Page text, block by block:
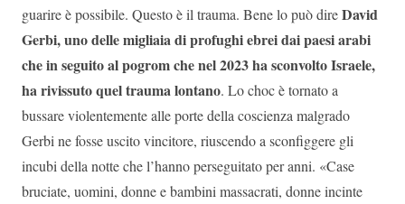
guarire è possibile. Questo è il trauma. Bene lo può direDavid
Gerbi, uno delle migliaia di profughi ebrei dai paesi arabi
che in seguito al pogrom che nel 2023 ha sconvolto Israele,
ha rivissuto quel trauma lontano. Lo choc è tornato a
bussare violentemente alle porte della coscienza malgrado
Gerbi ne fosse uscito vincitore, riuscendo a sconfiggere gli
incubi della notte che l’hanno perseguitato per anni. «Case
bruciate, uomini, donne e bambini massacrati, donne incinte